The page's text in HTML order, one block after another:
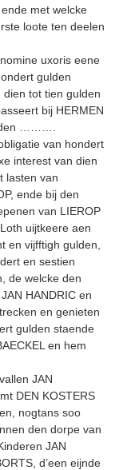
met welcke
loote ten deelen
uxoris eene
gulden
tot tien gulden
bij HERMEN
den ……….
van hondert
interest van dien
lasten van
ende bij den
van LIEROP
uijtkeere aen
en vijfftigh gulden,
en sestien
de welcke den
HANDRIC en
en genieten
gulden staende
en hem
JAN
DEN KOSTERS
nogtans soo
den dorpe van
JAN
d’een eijnde